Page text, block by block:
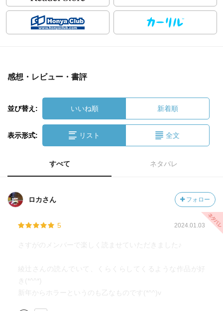
感想・レビュー・書評
並び替え: いいね順 新着順
表示形式: リスト 全文
すべて ネタバレ
ロカさん フォロー
5 2024.01.03
さすがのメンバーで楽しく読ませていただきました♪
綾辻さんの読んでいて、くらくらしてくるような作品が好
き(*^^*)
新年からホラーというのも乙なものです(*^^)v